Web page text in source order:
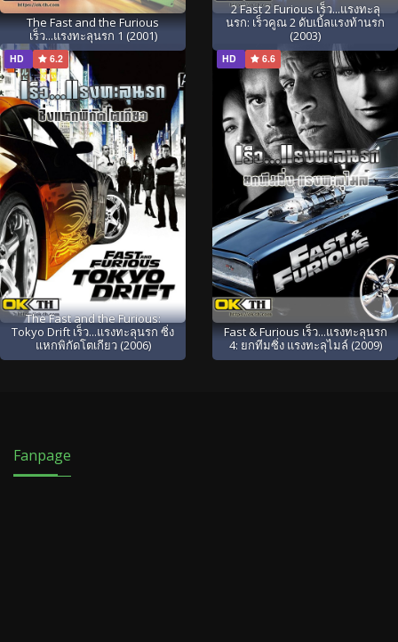
The Fast and the Furious
เร็ว...แรงทะลุนรก 1 (2001)
2 Fast 2 Furious เร็ว...แรงทะลุ
นรก: เร็วคูณ 2 ดับเบิ้ลแรงท้านรก
(2003)
HD 6.2
The Fast and the Furious:
Tokyo Drift เร็ว...แรงทะลุนรก ซิ่ง
แหกพิกัดโตเกียว (2006)
HD 6.6
Fast & Furious เร็ว...แรงทะลุนรก
4: ยกทีมซิ่ง แรงทะลุไมล์ (2009)
Fanpage